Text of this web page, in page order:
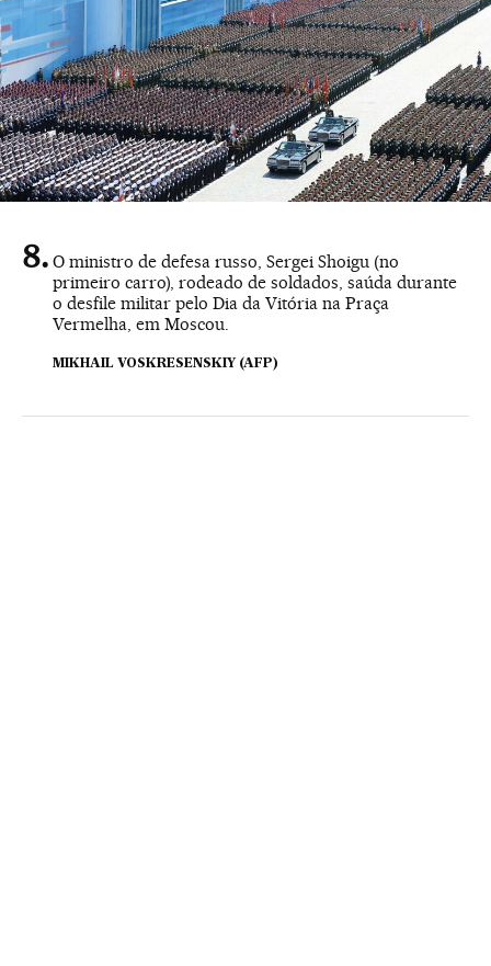
O ministro de defesa russo, Sergei Shoigu (no
primeiro carro), rodeado de soldados, saúda durante
o desfile militar pelo Dia da Vitória na Praça
Vermelha, em Moscou.
MIKHAIL VOSKRESENSKIY (AFP)